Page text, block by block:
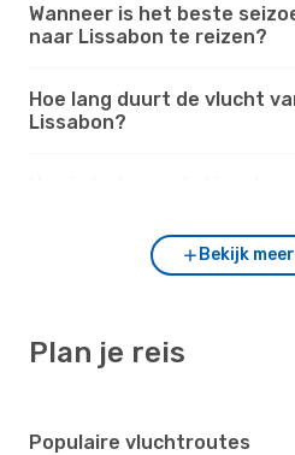
Wanneer is het beste
naar Lissabon te reizen?
Hoe lang duurt de vlucht
Lissabon?
Bekijk
Plan je reis
Populaire vluchtroutes